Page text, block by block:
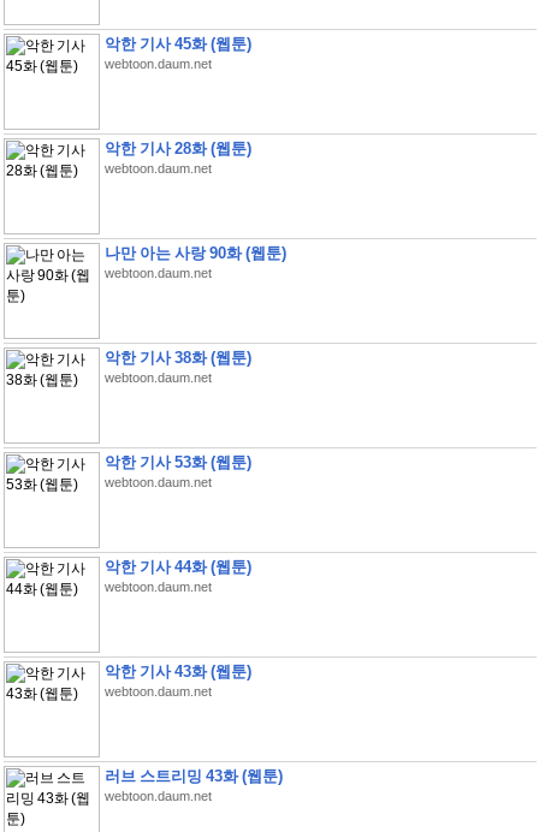
악한 기사 45화 (웹툰)
webtoon.daum.net
악한 기사 28화 (웹툰)
webtoon.daum.net
나만 아는 사랑 90화 (웹툰)
webtoon.daum.net
악한 기사 38화 (웹툰)
webtoon.daum.net
악한 기사 53화 (웹툰)
webtoon.daum.net
악한 기사 44화 (웹툰)
webtoon.daum.net
악한 기사 43화 (웹툰)
webtoon.daum.net
러브 스트리밍 43화 (웹툰)
webtoon.daum.net